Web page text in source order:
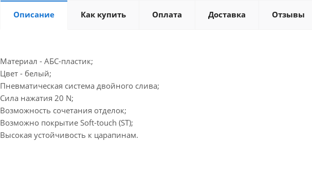
Описание Как купить Оплата Доставка Отзывы
Материал - АБС-пластик;
Цвет - белый;
Пневматическая система двойного слива;
Сила нажатия 20 N;
Возможность сочетания отделок;
Возможно покрытие Soft-touch (ST);
Высокая устойчивость к царапинам.